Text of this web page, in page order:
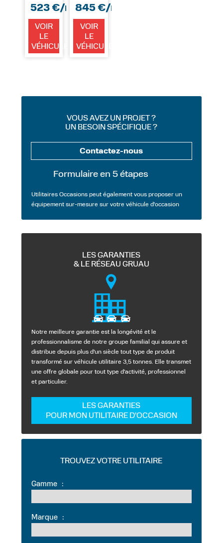
523 €/mois*
VOIR
LE
VÉHICULE
845 €/mois
VOIR
LE
VÉHICULE
VOUS AVEZ UN PROJET ?
UN BESOIN SPÉCIFIQUE ?
Contactez-nous
Formulaire en 5 étapes
Utilitaires Occasions peut également vous proposer un
équipement sur-mesure sur votre véhicule d'occasion
LES GARANTIES
& LE RÉSEAU GRUAU
Notre meilleure garantie est la longévité et le
professionnalisme de notre groupe familial qui assure et
distribue depuis plus d'un siècle tout type de produit
transformé sur véhicule utilitaire 3,5 tonnes. Elle transmet
une offre globale pour tout type d'activité, professionnel
et particulier.
LES GARANTIES
POUR MON UTILITAIRE D'OCCASION
TROUVEZ VOTRE UTILITAIRE
Gamme :
Marque :